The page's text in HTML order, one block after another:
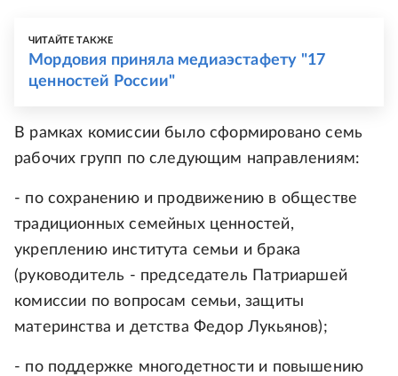
ЧИТАЙТЕ ТАКЖЕ
Мордовия приняла медиаэстафету "17
ценностей России"
В рамках комиссии было сформировано семь
рабочих групп по следующим направлениям:
- по сохранению и продвижению в обществе
традиционных семейных ценностей,
укреплению института семьи и брака
(руководитель - председатель Патриаршей
комиссии по вопросам семьи, защиты
материнства и детства Федор Лукьянов);
- по поддержке многодетности и повышению